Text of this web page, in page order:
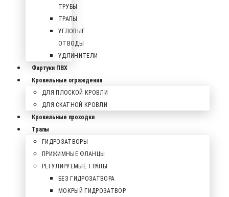
ТРУБЫ
ТРАПЫ
УГЛОВЫЕ
ОТВОДЫ
УДЛИНИТЕЛИ
Фартуки ПВХ
Кровельные ограждения
ДЛЯ ПЛОСКОЙ КРОВЛИ
ДЛЯ СКАТНОЙ КРОВЛИ
Кровельные проходки
Трапы
ГИДРОЗАТВОРЫ
ПРИЖИМНЫЕ ФЛАНЦЫ
РЕГУЛИРУЕМЫЕ ТРАПЫ
БЕЗ ГИДРОЗАТВОРА
МОКРЫЙ ГИДРОЗАТВОР